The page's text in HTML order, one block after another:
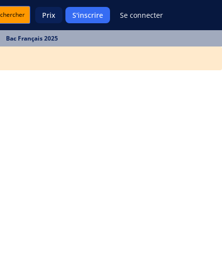
Prix S'inscrire Se connecter
Bac Français 2025